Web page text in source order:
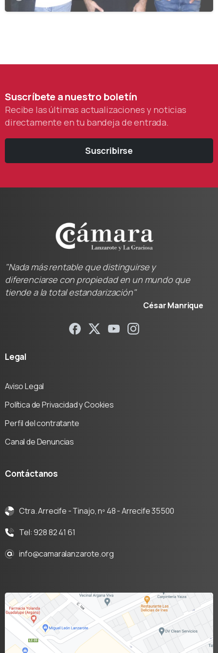
Suscríbeteanuestro boletín
Recibe las últimas actualizaciones y noticias
directamente en tu bandeja de entrada.
Suscribirse
"Nada más rentable que distinguirse y
diferenciarse con propiedad en un mundo que
tiende a la total estandarización"
César Manrique
Legal
Aviso Legal
Política de Privacidad y Cookies
Perfil del contratante
Canal de Denuncias
Contáctanos
Ctra. Arrecife - Tinajo, nº 48 - Arrecife 35500
Tel: 928 82 41 61
info@camaralanzarote.org